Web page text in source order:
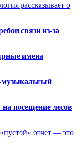
рассказывает о
связи из-за
имена
музыкальный
посещение лесов
отчет — это